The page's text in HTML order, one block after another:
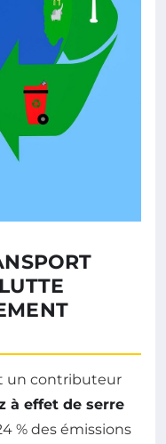
un contributeur
à effet de serre
% des émissions